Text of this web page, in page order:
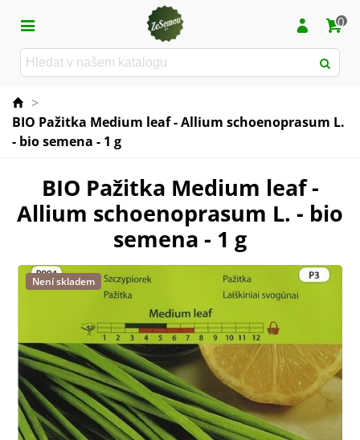
0
>
BIO Pažitka Medium leaf - Allium schoenoprasum L.
- bio semena - 1 g
BIO Pažitka Medium leaf -
Allium schoenoprasum L. - bio
semena - 1 g
Není skladem